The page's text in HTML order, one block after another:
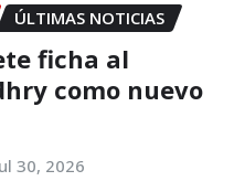
ÚLTIMAS NOTICIAS
ficha al
como nuevo
30, 2026